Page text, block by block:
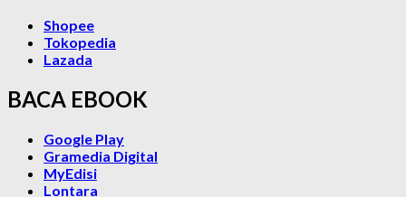
Shopee
Tokopedia
Lazada
BACA EBOOK
Google Play
Gramedia Digital
MyEdisi
Lontara